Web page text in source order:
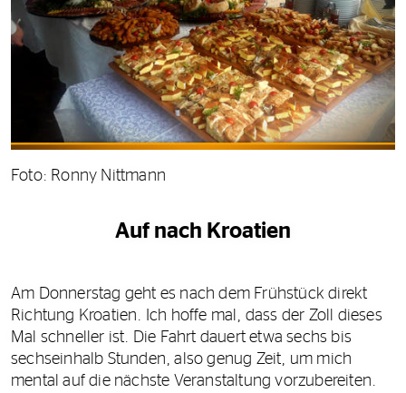
Foto: Ronny Nittmann
Auf nach Kroatien
Am Donnerstag geht es nach dem Frühstück direkt
Richtung Kroatien. Ich hoffe mal, dass der Zoll dieses
Mal schneller ist. Die Fahrt dauert etwa sechs bis
sechseinhalb Stunden, also genug Zeit, um mich
mental auf die nächste Veranstaltung vorzubereiten.